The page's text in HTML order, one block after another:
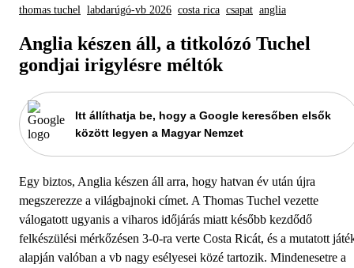
thomas tuchel labdarúgó-vb 2026 costa rica csapat anglia
Anglia készen áll, a titkolózó Tuchel
gondjai irigylésre méltók
Itt állíthatja be, hogy a Google keresőben elsők
között legyen a Magyar Nemzet
Egy biztos, Anglia készen áll arra, hogy hatvan év után újra
megszerezze a világbajnoki címet. A Thomas Tuchel vezette
válogatott ugyanis a viharos időjárás miatt később kezdődő
felkészülési mérkőzésen 3-0-ra verte Costa Ricát, és a mutatott
alapján valóban a vb nagy esélyesei közé tartozik. Mindenesetre a